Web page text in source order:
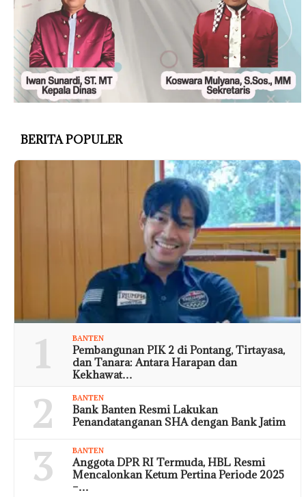
BERITA POPULER
1 BANTEN
Pembangunan PIK 2 di Pontang, Tirtayasa,
dan Tanara: Antara Harapan dan
Kekhawat…
2 BANTEN
Bank Banten Resmi Lakukan
Penandatanganan SHA dengan Bank Jatim
3 BANTEN
Anggota DPR RI Termuda, HBL Resmi
Mencalonkan Ketum Pertina Periode 2025
–…